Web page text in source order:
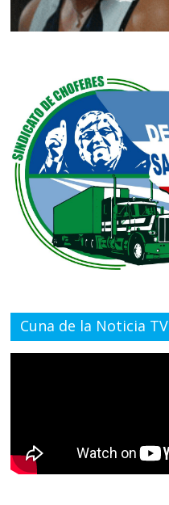
Cuna de la Noticia TV